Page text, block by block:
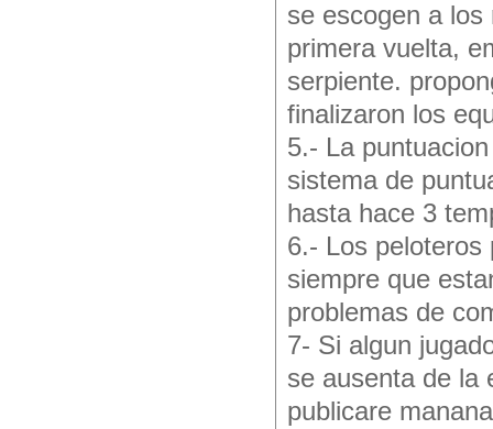
se escogen a
primera vuelta,
serpiente.
finalizaron los
5.- La
sistema de
hasta hace 3
6.- Los peloteros
siempre que
problemas de
7- Si algun
se ausenta de la
publicare